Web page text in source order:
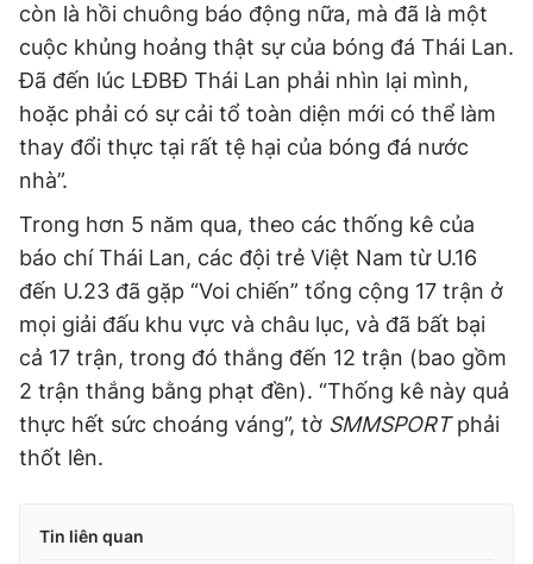
còn là hồi chuông báo động nữa, mà đã là một
cuộc khủng hoảng thật sự của bóng đá Thái Lan.
Đã đến lúc LĐBĐ Thái Lan phải nhìn lại mình,
hoặc phải có sự cải tổ toàn diện mới có thể làm
thay đổi thực tại rất tệ hại của bóng đá nước
nhà”.
Trong hơn 5 năm qua, theo các thống kê của
báo chí Thái Lan, các đội trẻ Việt Nam từ U.16
đến U.23 đã gặp “Voi chiến” tổng cộng 17 trận ở
mọi giải đấu khu vực và châu lục, và đã bất bại
cả 17 trận, trong đó thắng đến 12 trận (bao gồm
2 trận thắng bằng phạt đền). “Thống kê này quả
thực hết sức choáng váng”, tờ SMMSPORTphải
thốt lên.
Tin liên quan